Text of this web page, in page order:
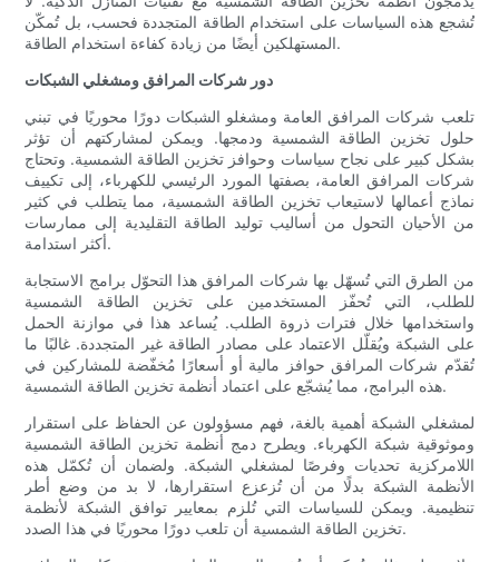
تُشجع هذه السياسات على استخدام الطاقة المتجددة فحسب، بل تُمكّن
المستهلكين أيضًا من زيادة كفاءة استخدام الطاقة.
دور شركات المرافق ومشغلي الشبكات
تلعب شركات المرافق العامة ومشغلو الشبكات دورًا محوريًا في تبني
حلول تخزين الطاقة الشمسية ودمجها. ويمكن لمشاركتهم أن تؤثر
بشكل كبير على نجاح سياسات وحوافز تخزين الطاقة الشمسية. وتحتاج
شركات المرافق العامة، بصفتها المورد الرئيسي للكهرباء، إلى تكييف
نماذج أعمالها لاستيعاب تخزين الطاقة الشمسية، مما يتطلب في كثير
من الأحيان التحول من أساليب توليد الطاقة التقليدية إلى ممارسات
أكثر استدامة.
من الطرق التي تُسهّل بها شركات المرافق هذا التحوّل برامج الاستجابة
للطلب، التي تُحفّز المستخدمين على تخزين الطاقة الشمسية
واستخدامها خلال فترات ذروة الطلب. يُساعد هذا في موازنة الحمل
على الشبكة ويُقلّل الاعتماد على مصادر الطاقة غير المتجددة. غالبًا ما
تُقدّم شركات المرافق حوافز مالية أو أسعارًا مُخفّضة للمشاركين في
هذه البرامج، مما يُشجّع على اعتماد أنظمة تخزين الطاقة الشمسية.
لمشغلي الشبكة أهمية بالغة، فهم مسؤولون عن الحفاظ على استقرار
وموثوقية شبكة الكهرباء. ويطرح دمج أنظمة تخزين الطاقة الشمسية
اللامركزية تحديات وفرصًا لمشغلي الشبكة. ولضمان أن تُكمّل هذه
الأنظمة الشبكة بدلًا من أن تُزعزع استقرارها، لا بد من وضع أطر
تنظيمية. ويمكن للسياسات التي تُلزم بمعايير توافق الشبكة لأنظمة
تخزين الطاقة الشمسية أن تلعب دورًا محوريًا في هذا الصدد.